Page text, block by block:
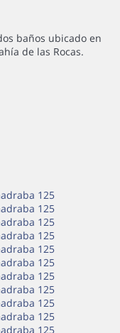
baños ubicado en
de las Rocas.